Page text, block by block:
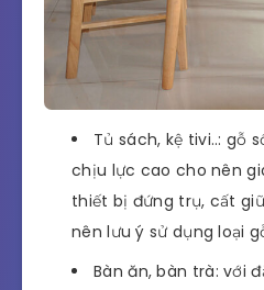
Tủ sách, kệ tivi..: gỗ
chịu lực cao cho nên
thiết bị đứng trụ, cất
nên lưu ý sử dụng loại
Bàn ăn, bàn trà: với